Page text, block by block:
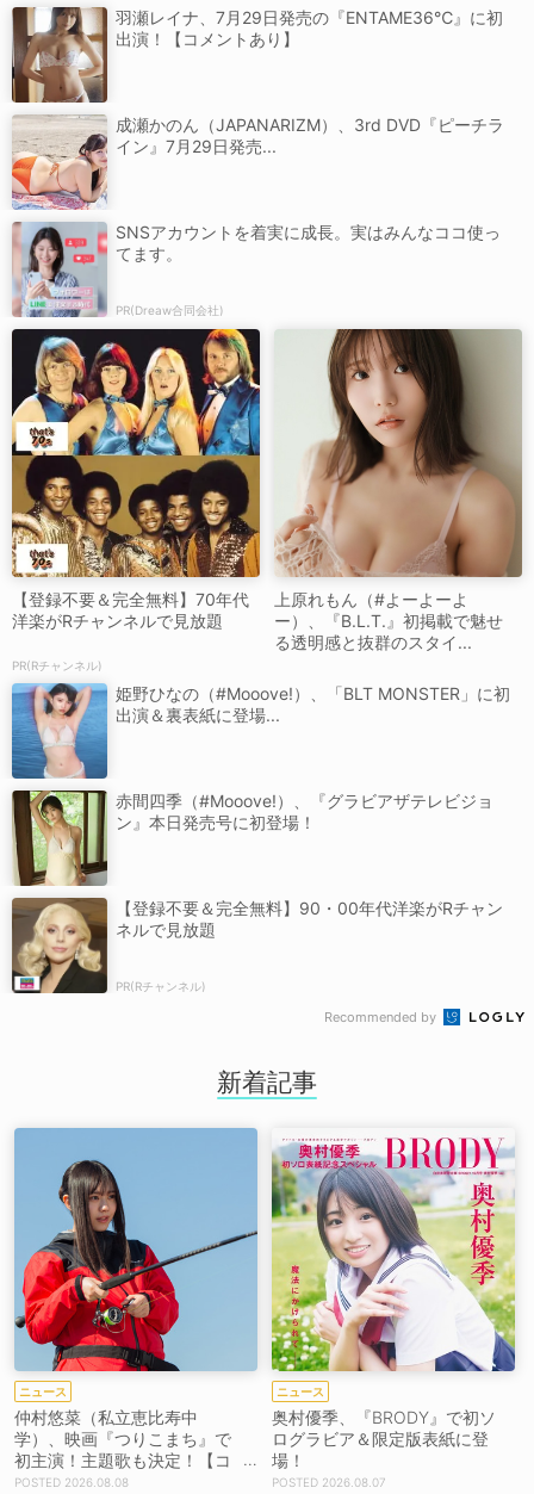
羽瀬レイナ、7月29日発売の『ENTAME36℃』に初
出演！【コメントあり】
成瀬かのん（JAPANARIZM）、3rd DVD『ピーチラ
イン』7月29日発売...
SNSアカウントを着実に成長。実はみんなココ使っ
てます。
PR(Dreaw合同会社)
【登録不要＆完全無料】70年代
洋楽がRチャンネルで見放題
PR(Rチャンネル)
上原れもん（#よーよーよ
ー）、『B.L.T.』初掲載で魅せ
る透明感と抜群のスタイ...
姫野ひなの（#Mooove!）、「BLT MONSTER」に初
出演＆裏表紙に登場...
赤間四季（#Mooove!）、『グラビアザテレビジョ
ン』本日発売号に初登場！
【登録不要＆完全無料】90・00年代洋楽がRチャン
ネルで見放題
PR(Rチャンネル)
Recommended by
新着記事
ニュース
仲村悠菜（私立恵比寿中
学）、映画『つりこまち』で
初主演！主題歌も決定！【コ
メントあり】
2026.08.08
ニュース
奥村優季、『BRODY』で初ソ
ログラビア＆限定版表紙に登
場！
2026.08.07